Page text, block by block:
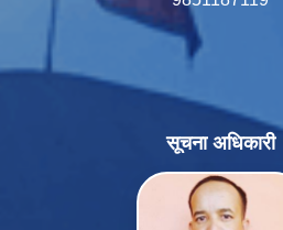
सूचना अधिकारी